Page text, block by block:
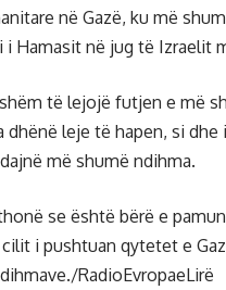
në Gazë, ku më
Hamasit në jug të Izraelit
të lejojë futjen e më
dhënë leje të hapen, si
më shumë ndihma.
se është bërë e
i pushtuan qytetet e
RadioEvropaeLirë